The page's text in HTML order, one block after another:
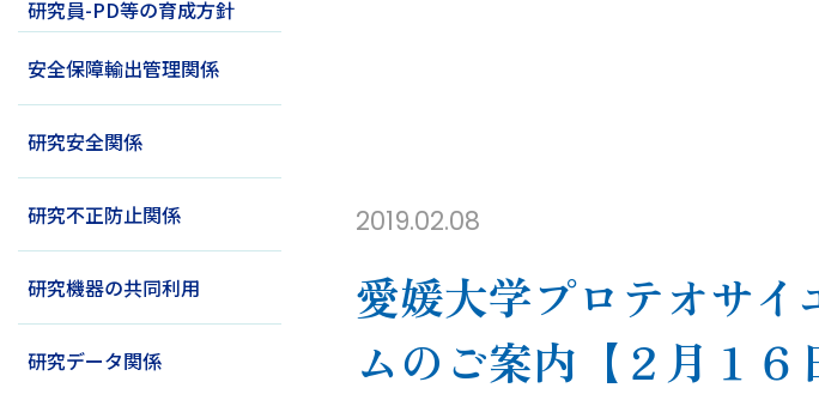
研究員-PD等の育成方針
安全保障輸出管理関係
研究安全関係
研究不正防止関係
研究機器の共同利用
研究データ関係
2019.02.08
愛媛大学プロテオサ
ムのご案内【２月１６